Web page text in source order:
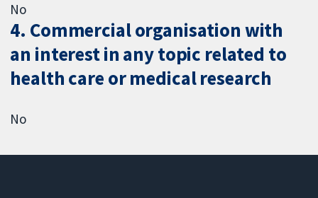
No
4. Commercial organisation with
an interest in any topic related to
health care or medical research
No